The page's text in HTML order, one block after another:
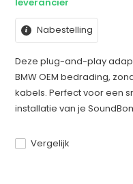
Nabestelling
Deze plug-and-play
BMW OEM bedrading,
kabels. Perfect voor een
installatie van je
Vergelijk